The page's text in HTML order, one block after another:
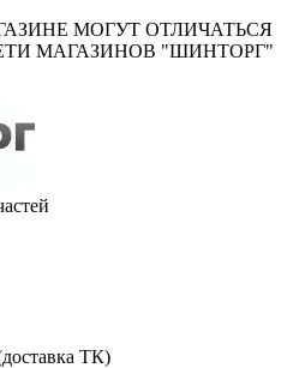
МОГУТ ОТЛИЧАТЬСЯ
МАГАЗИНОВ "ШИНТОРГ"
ТК)